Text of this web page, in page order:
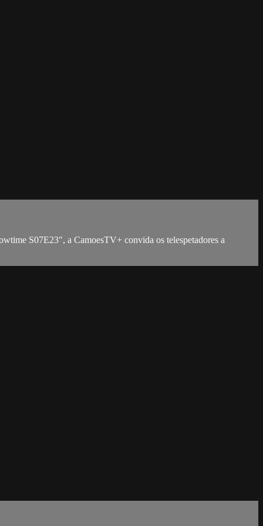
S07E23", a CamoesTV+ convida os telespetadores a